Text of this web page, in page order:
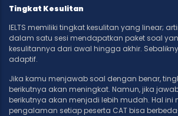
Tingkat Kesulitan
IELTS memiliki tingkat kesulitan yang linear;
dalam satu sesi mendapatkan paket soal
kesulitannya dari awal hingga akhir.
adaptif.
Jika kamu menjawab soal dengan benar,
berikutnya akan meningkat. Namun, jika
berikutnya akan menjadi lebih mudah. Hal ini
pengalaman setiap peserta CAT bisa